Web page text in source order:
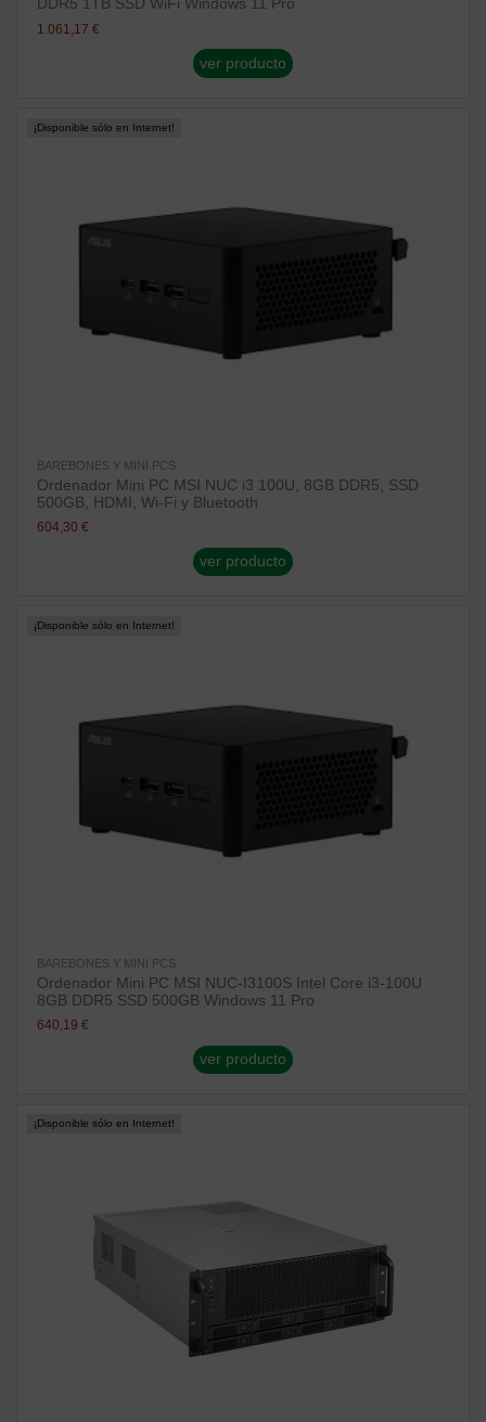
DDR5 1TB SSD WiFi Windows 11 Pro
1.061,17 €
ver producto
¡Disponible sólo en Internet!
BAREBONES Y MINI PCS
Ordenador Mini PC MSI NUC i3 100U, 8GB DDR5, SSD
500GB, HDMI, Wi-Fi y Bluetooth
604,30 €
ver producto
¡Disponible sólo en Internet!
BAREBONES Y MINI PCS
Ordenador Mini PC MSI NUC-I3100S Intel Core i3-100U
8GB DDR5 SSD 500GB Windows 11 Pro
640,19 €
ver producto
¡Disponible sólo en Internet!